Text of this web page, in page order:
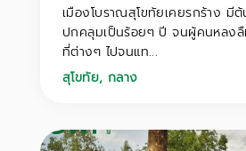
เมืองโบราณสุโขทัยเคยรกร้าง มี
ปกคลุมเป็นร้อยๆ ปี จนผู้คนหลง
ที่ต่างๆ ไปจนแท...
สุโขทัย, กลาง